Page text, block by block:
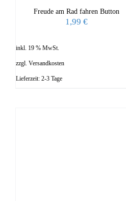
Freude am Rad fahren Button
1,99€
inkl. 19 % MwSt.
zzgl. Versandkosten
Lieferzeit: 2-3 Tage